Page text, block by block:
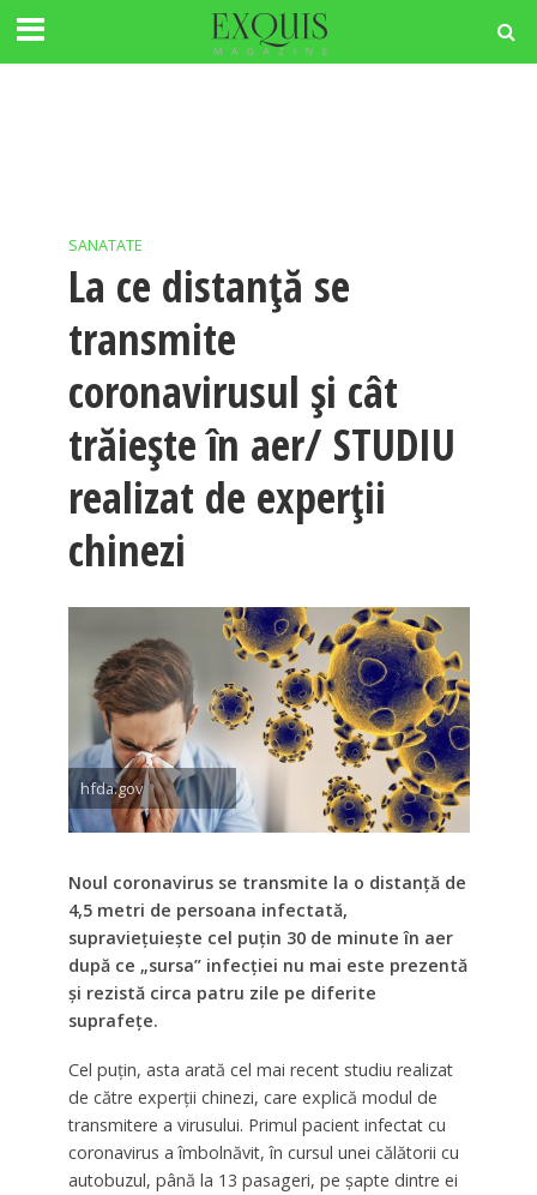
SANATATE
La ce distanță se
transmite
coronavirusul și cât
trăiește în aer/ STUDIU
realizat de experții
chinezi
hfda.gov
Noul coronavirus se transmite la o distanţă de
4,5 metri de persoana infectată,
supravieţuieşte cel puţin 30 de minute în aer
după ce „sursa” infecţiei nu mai este prezentă
şi rezistă circa patru zile pe diferite
suprafeţe.
Cel puţin, asta arată cel mai recent studiu realizat
de către experţii chinezi, care explică modul de
transmitere a virusului. Primul pacient infectat cu
coronavirus a îmbolnăvit, în cursul unei călătorii cu
autobuzul, până la 13 pasageri, pe şapte dintre ei